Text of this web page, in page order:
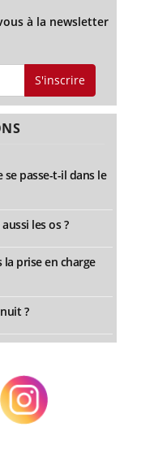
à la newsletter
S'inscrire
passe-t-il dans le
les os ?
prise en charge
?